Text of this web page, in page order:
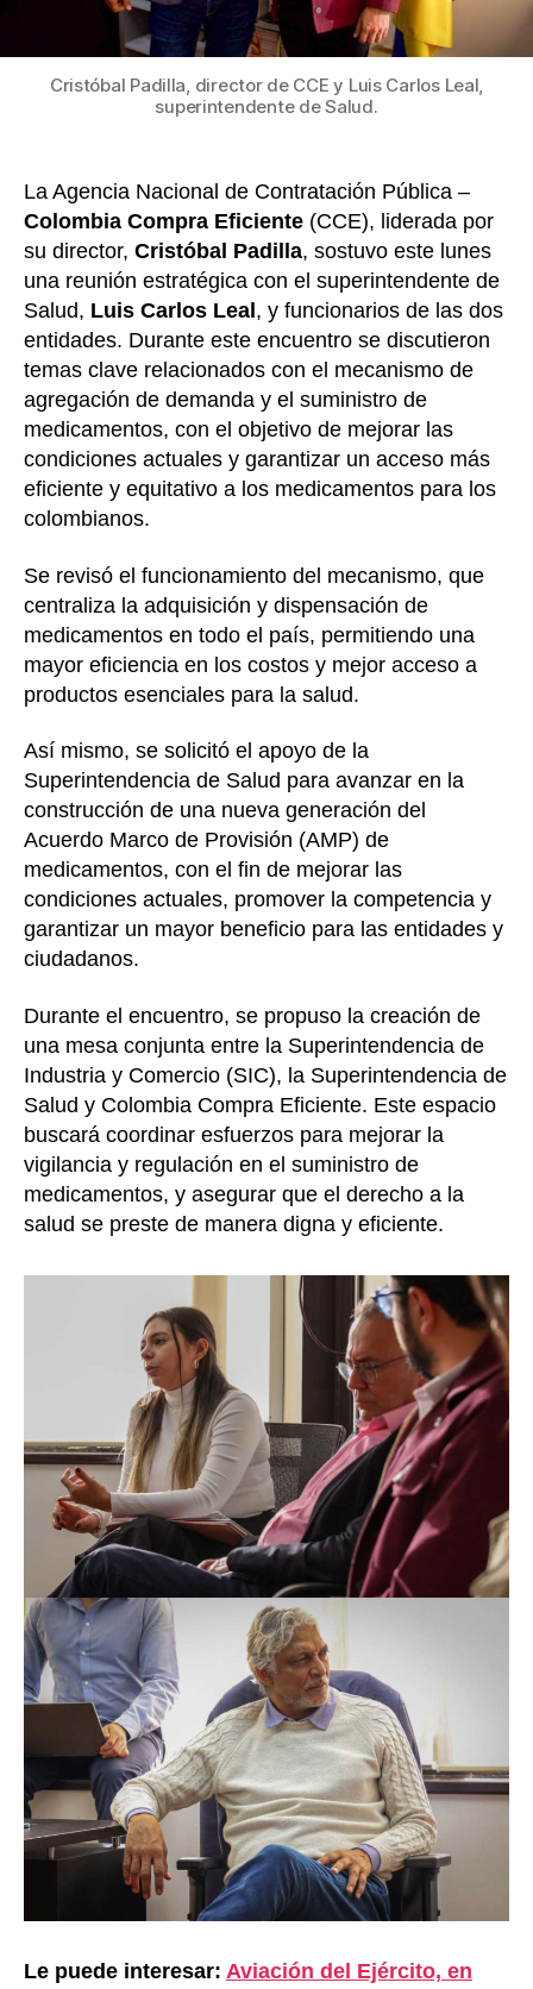
en
Cristóbal Padilla, director de CCE y Luis Carlos Leal,
superintendente de Salud.
La Agencia Nacional de Contratación Pública –
Colombia Compra Eficiente (CCE), liderada por
su director, Cristóbal Padilla, sostuvo este lunes
una reunión estratégica con el superintendente de
Salud, Luis Carlos Leal , y funcionarios de las dos
entidades. Durante este encuentro se discutieron
temas clave relacionados con el mecanismo de
agregación de demanda y el suministro de
medicamentos, con el objetivo de mejorar las
condiciones actuales y garantizar un acceso más
eficiente y equitativo a los medicamentos para los
colombianos.
Se revisó el funcionamiento del mecanismo, que
centraliza la adquisición y dispensación de
medicamentos en todo el país, permitiendo una
mayor eficiencia en los costos y mejor acceso a
productos esenciales para la salud.
Así mismo, se solicitó el apoyo de la
Superintendencia de Salud para avanzar en la
construcción de una nueva generación del
Acuerdo Marco de Provisión (AMP) de
medicamentos, con el fin de mejorar las
condiciones actuales, promover la competencia y
garantizar un mayor beneficio para las entidades y
ciudadanos.
Durante el encuentro, se propuso la creación de
una mesa conjunta entre la Superintendencia de
Industria y Comercio (SIC), la Superintendencia de
Salud y Colombia Compra Eficiente. Este espacio
buscará coordinar esfuerzos para mejorar la
vigilancia y regulación en el suministro de
medicamentos, y asegurar que el derecho a la
salud se preste de manera digna y eficiente.
Le puede interesar: Aviación del Ejército, en